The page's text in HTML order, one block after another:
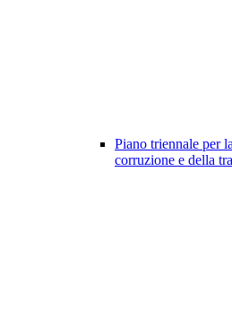
Piano triennale per
corruzione e della